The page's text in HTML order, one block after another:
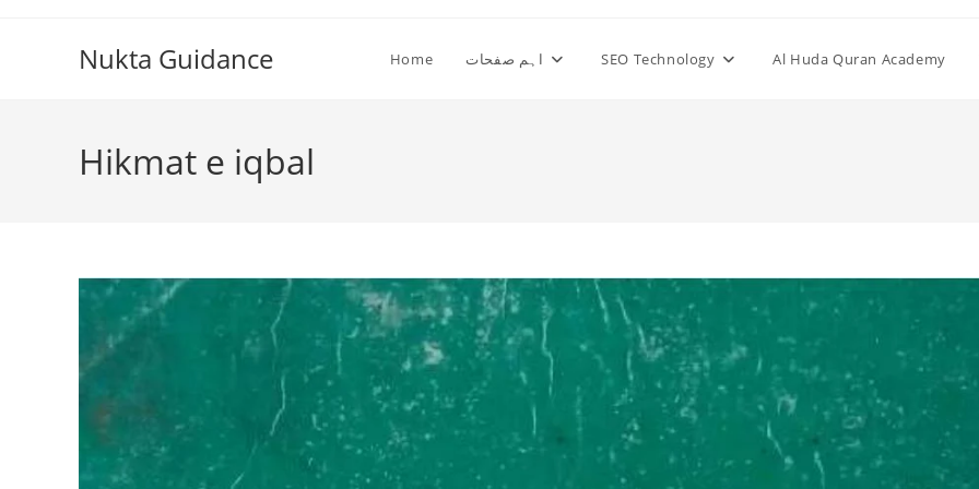
Nukta Guidance Home اہم صفحات SEO Technology Al Huda Quran Academy
Hikmat e iqbal